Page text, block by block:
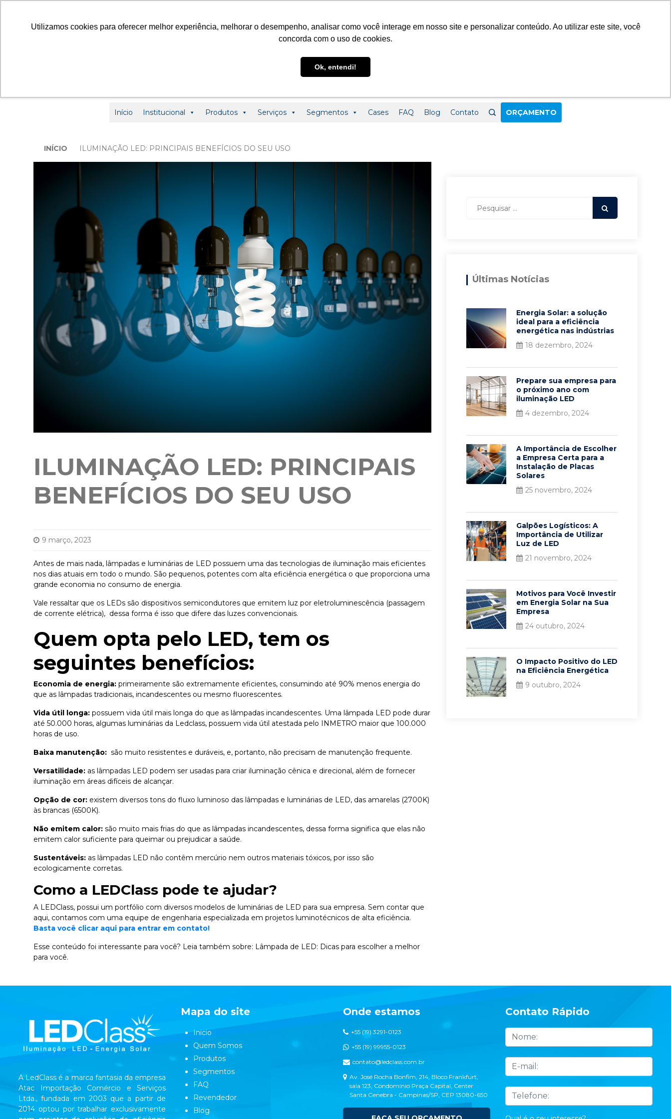
Utilizamos cookies para oferecer melhor experiência, melhorar o desempenho, analisar como você interage em nosso site e personalizar conteúdo. Ao utilizar este site, você
concorda com o uso de cookies.
Ok, entendi!
Início Institucional Produtos Serviços Segmentos Cases FAQ Blog Contato ORÇAMENTO
INÍCIO ILUMINAÇÃO LED: PRINCIPAIS BENEFÍCIOS DO SEU USO
ILUMINAÇÃO LED: PRINCIPAIS
BENEFÍCIOS DO SEU USO
9 março, 2023
Antes de mais nada, lâmpadas e luminárias de LED possuem uma das tecnologias de iluminação mais eficientes
nos dias atuais em todo o mundo. São pequenos, potentes com alta eficiência energética o que proporciona uma
grande economia no consumo de energia.
Vale ressaltar que os LEDs são dispositivos semicondutores que emitem luz por eletroluminescência (passagem
de corrente elétrica), dessa forma é isso que difere das luzes convencionais.
Quem opta pelo LED, tem os
seguintes benefícios:
Economia de energia: primeiramente são extremamente eficientes, consumindo até 90% menos energia do
que as lâmpadas tradicionais, incandescentes ou mesmo fluorescentes.
Vida útil longa: possuem vida útil mais longa do que as lâmpadas incandescentes. Uma lâmpada LED pode durar
até 50.000 horas, algumas luminárias da Ledclass, possuem vida útil atestada pelo INMETRO maior que 100.000
horas de uso.
Baixa manutenção: são muito resistentes e duráveis, e, portanto, não precisam de manutenção frequente.
Versatilidade: as lâmpadas LED podem ser usadas para criar iluminação cênica e direcional, além de fornecer
iluminação em áreas difíceis de alcançar.
Opção de cor: existem diversos tons do fluxo luminoso das lâmpadas e luminárias de LED, das amarelas (2700K)
às brancas (6500K).
Não emitem calor: são muito mais frias do que as lâmpadas incandescentes, dessa forma significa que elas não
emitem calor suficiente para queimar ou prejudicar a saúde.
Sustentáveis: as lâmpadas LED não contêm mercúrio nem outros materiais tóxicos, por isso são
ecologicamente corretas.
Como a LEDClass pode te ajudar?
A LEDClass, possui um portfólio com diversos modelos de luminárias de LED para sua empresa. Sem contar que
aqui, contamos com uma equipe de engenharia especializada em projetos luminotécnicos de alta eficiência.
Basta você clicar aqui para entrar em contato!
Esse conteúdo foi interessante para você? Leia também sobre: Lâmpada de LED: Dicas para escolher a melhor
para você.
Últimas Notícias
Energia Solar: a solução
ideal para a eficiência
energética nas indústrias
18 dezembro, 2024
Prepare sua empresa para
o próximo ano com
iluminação LED
4 dezembro, 2024
A Importância de Escolher
a Empresa Certa para a
Instalação de Placas
Solares
25 novembro, 2024
Galpões Logísticos: A
Importância de Utilizar
Luz de LED
21 novembro, 2024
Motivos para Você Investir
em Energia Solar na Sua
Empresa
24 outubro, 2024
O Impacto Positivo do LED
na Eficiência Energética
9 outubro, 2024
A LedClass é a marca fantasia da empresa
Atac Importação Comércio e Serviços
Ltda., fundada em 2003 que a partir de
2014 optou por trabalhar exclusivamente
Mapa do site
Inicio
Quem Somos
Produtos
Segmentos
FAQ
Revendedor
Blog
Onde estamos
+55 (19) 3291-0123
+55 (19) 99955-0123
contato@ledclass.com.br
Av. José Rocha Bonfim, 214, Bloco Frankfurt,
sala 123, Condomínio Praça Capital, Center
Santa Genebra - Campinas/SP, CEP 13080-650
Contato Rápido